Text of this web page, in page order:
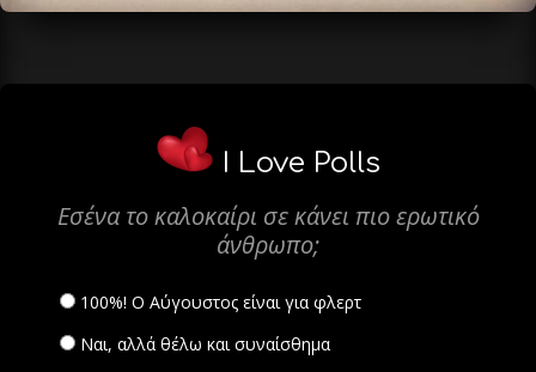
I Love Polls
Εσένα το καλοκαίρι σε κάνει πιο ερωτικό
άνθρωπο;
100%! Ο Αύγουστος είναι για φλερτ
Ναι, αλλά θέλω και συναίσθημα